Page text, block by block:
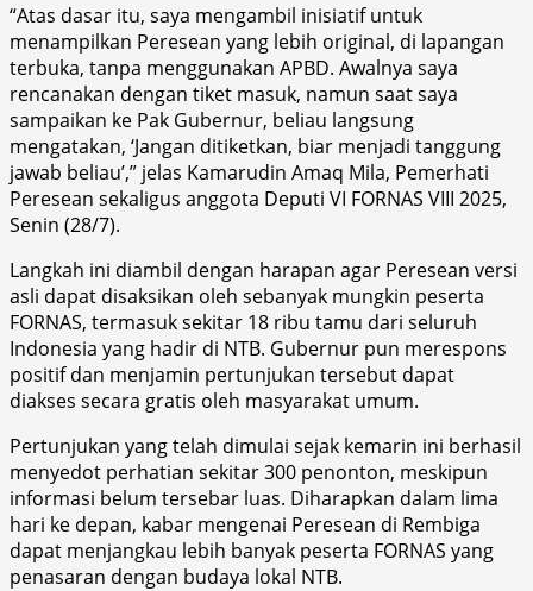
“Atas dasar itu, saya mengambil inisiatif untuk
menampilkan Peresean yang lebih original, di lapangan
terbuka, tanpa menggunakan APBD. Awalnya saya
rencanakan dengan tiket masuk, namun saat saya
sampaikan ke Pak Gubernur, beliau langsung
mengatakan, ‘Jangan ditiketkan, biar menjadi tanggung
jawab beliau’,” jelas Kamarudin Amaq Mila, Pemerhati
Peresean sekaligus anggota Deputi VI FORNAS VIII 2025,
Senin (28/7).
Langkah ini diambil dengan harapan agar Peresean versi
asli dapat disaksikan oleh sebanyak mungkin peserta
FORNAS, termasuk sekitar 18 ribu tamu dari seluruh
Indonesia yang hadir di NTB. Gubernur pun merespons
positif dan menjamin pertunjukan tersebut dapat
diakses secara gratis oleh masyarakat umum.
Pertunjukan yang telah dimulai sejak kemarin ini berhasil
menyedot perhatian sekitar 300 penonton, meskipun
informasi belum tersebar luas. Diharapkan dalam lima
hari ke depan, kabar mengenai Peresean di Rembiga
dapat menjangkau lebih banyak peserta FORNAS yang
penasaran dengan budaya lokal NTB.